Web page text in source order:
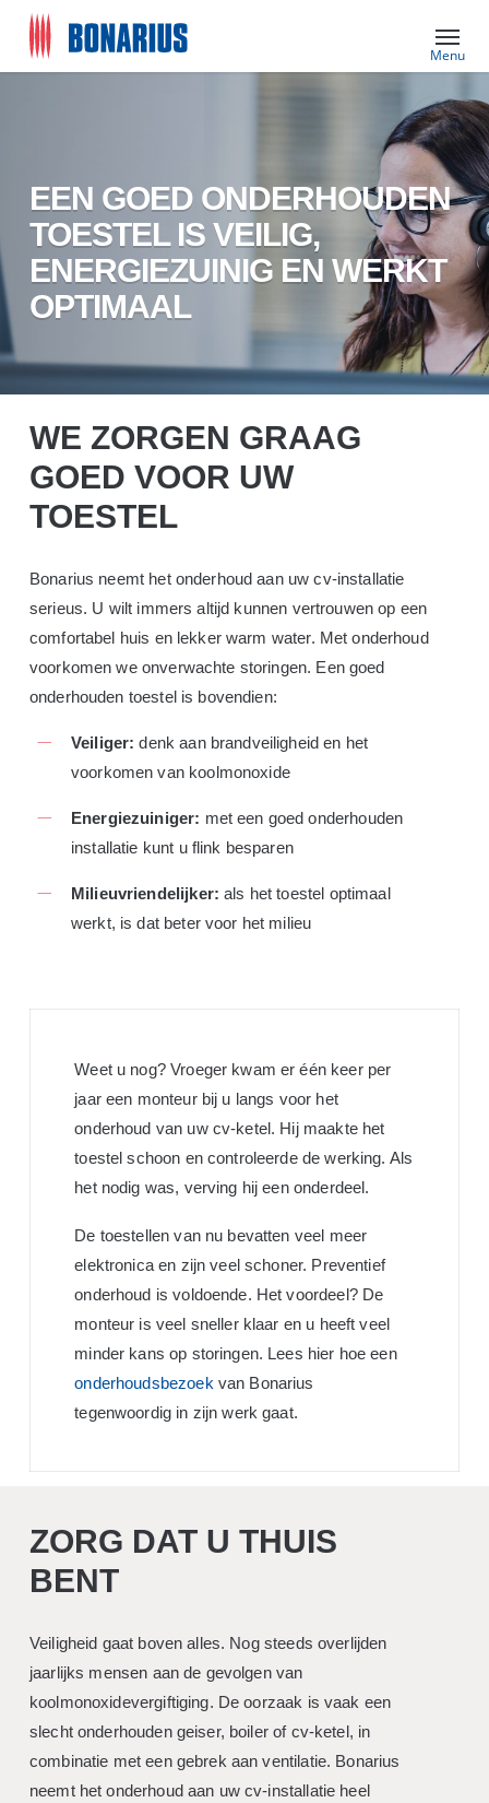
main
Menu
EEN GOED ONDERHOUDEN
TOESTEL IS VEILIG,
ENERGIEZUINIG EN WERKT
OPTIMAAL
WE ZORGEN GRAAG
GOED VOOR UW
TOESTEL
Bonarius neemt het onderhoud aan uw cv-installatie
serieus. U wilt immers altijd kunnen vertrouwen op een
comfortabel huis en lekker warm water. Met onderhoud
voorkomen we onverwachte storingen. Een goed
onderhouden toestel is bovendien:
Veiliger: denk aan brandveiligheid en het
voorkomen van koolmonoxide
Energiezuiniger: met een goed onderhouden
installatie kunt u flink besparen
Milieuvriendelijker: als het toestel optimaal
werkt, is dat beter voor het milieu
Weet u nog? Vroeger kwam er één keer per
jaar een monteur bij u langs voor het
onderhoud van uw cv-ketel. Hij maakte het
toestel schoon en controleerde de werking. Als
het nodig was, verving hij een onderdeel.
De toestellen van nu bevatten veel meer
elektronica en zijn veel schoner. Preventief
onderhoud is voldoende. Het voordeel? De
monteur is veel sneller klaar en u heeft veel
minder kans op storingen. Lees hier hoe een
onderhoudsbezoek van Bonarius
tegenwoordig in zijn werk gaat.
ZORG DAT U THUIS
BENT
Veiligheid gaat boven alles. Nog steeds overlijden
jaarlijks mensen aan de gevolgen van
koolmonoxidevergiftiging. De oorzaak is vaak een
slecht onderhouden geiser, boiler of cv-ketel, in
combinatie met een gebrek aan ventilatie. Bonarius
neemt het onderhoud aan uw cv-installatie heel